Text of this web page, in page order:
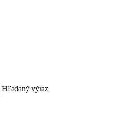
Hľadaný výraz